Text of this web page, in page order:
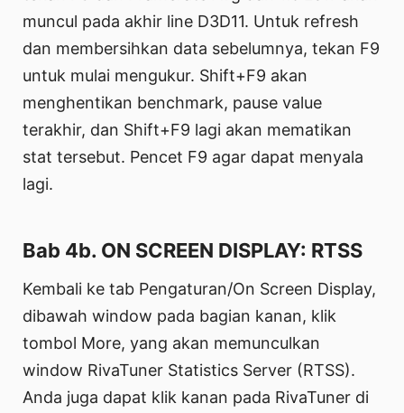
muncul pada akhir line D3D11. Untuk refresh
dan membersihkan data sebelumnya, tekan F9
untuk mulai mengukur. Shift+F9 akan
menghentikan benchmark, pause value
terakhir, dan Shift+F9 lagi akan mematikan
stat tersebut. Pencet F9 agar dapat menyala
lagi.
Bab 4b. ON SCREEN DISPLAY: RTSS
Kembali ke tab Pengaturan/On Screen Display,
dibawah window pada bagian kanan, klik
tombol More, yang akan memunculkan
window RivaTuner Statistics Server (RTSS).
Anda juga dapat klik kanan pada RivaTuner di